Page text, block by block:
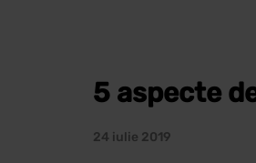
5 aspecte
24 iulie 2019